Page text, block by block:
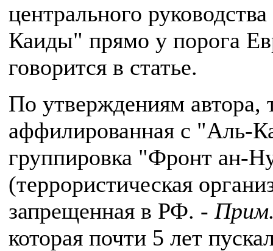
центрального
Каиды" прямо у порога
говорится в статье.
По утверждениям автора,
аффилированная с "Аль-
группировка "Фронт ан-
(террористическая
запрещенная в РФ. -
которая почти 5 лет